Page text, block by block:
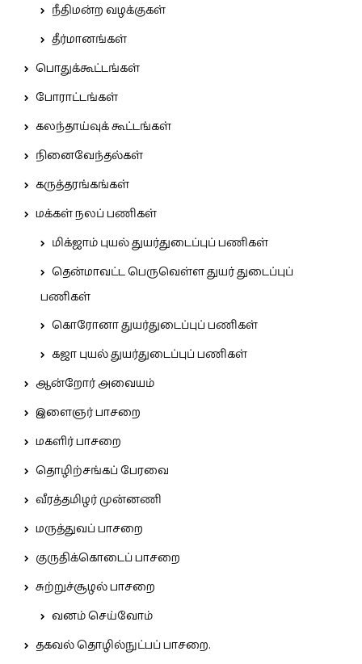
நீதிமன்ற வழக்குகள்
தீர்மானங்கள்
பொதுக்கூட்டங்கள்
போராட்டங்கள்
கலந்தாய்வுக் கூட்டங்கள்
நினைவேந்தல்கள்
கருத்தரங்கங்கள்
மக்கள் நலப் பணிகள்
மிக்ஜாம் புயல் துயர்துடைப்புப் பணிகள்
தென்மாவட்ட பெருவெள்ள துயர் துடைப்புப்
பணிகள்
கொரோனா துயர்துடைப்புப் பணிகள்
கஜா புயல் துயர்துடைப்புப் பணிகள்
ஆன்றோர் அவையம்
இளைஞர் பாசறை
மகளிர் பாசறை
தொழிற்சங்கப் பேரவை
வீரத்தமிழர் முன்னணி
மருத்துவப் பாசறை
குருதிக்கொடைப் பாசறை
சுற்றுச்சூழல் பாசறை
வனம் செய்வோம்
தகவல் தொழில்நுட்பப் பாசறை.